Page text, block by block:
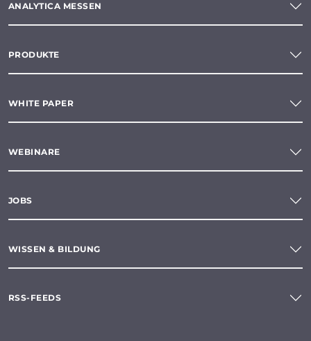
ANALYTICA MESSEN
PRODUKTE
WHITE PAPER
WEBINARE
JOBS
WISSEN & BILDUNG
RSS-FEEDS